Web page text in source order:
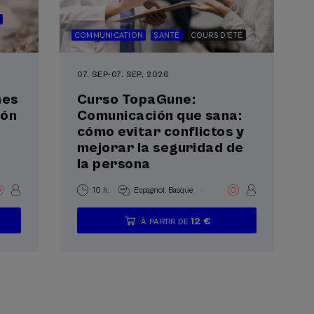
COMMUNICATION SANTÉ COURS D'ÉTÉ
07. SEP-07. SEP, 2026
Curso TopaGune:
Comunicación que sana:
cómo evitar conflictos y
mejorar la seguridad de
la persona
10 h. Espagnol Basque .
...
À PARTIR DE 12 €
Dernières
places
Gratuit
Date
passée
Liste
d'attente
Période
d'inscription